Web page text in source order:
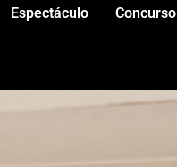
Espectáculo Concurso